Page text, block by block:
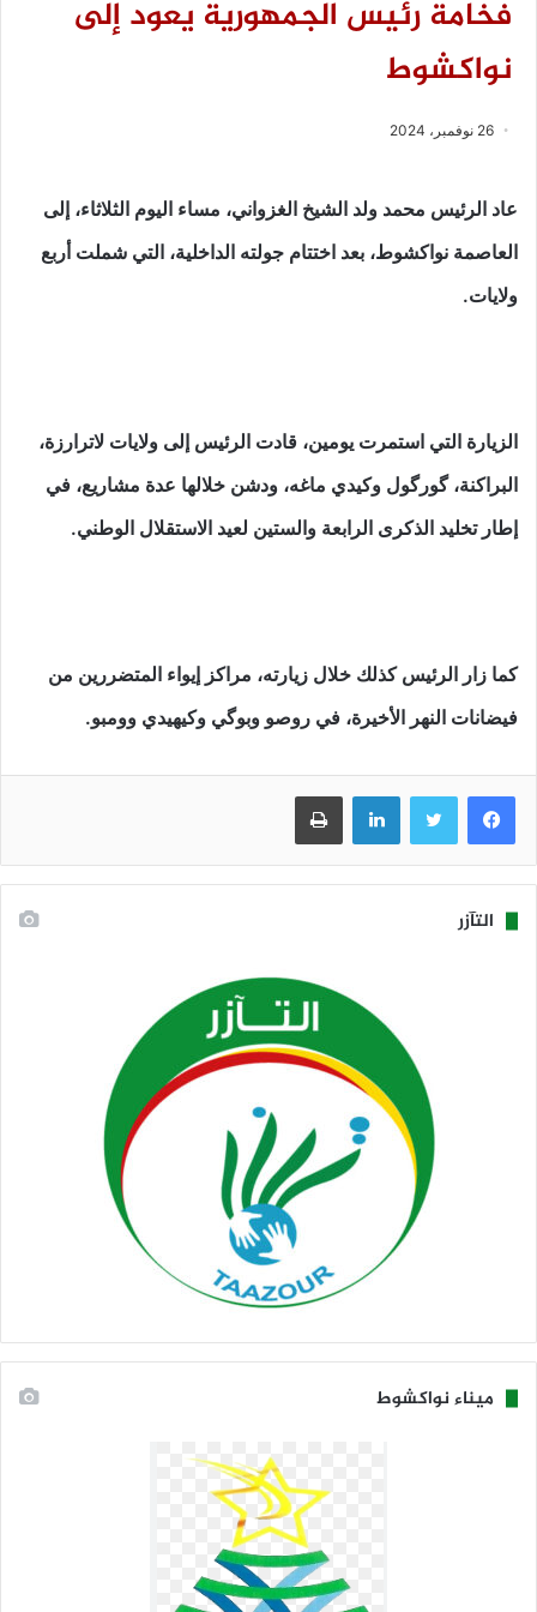
فخامة رئيس الجمهورية يعود إلى
نواكشوط
26 نوفمبر، 2024
عاد الرئيس محمد ولد الشيخ الغزواني، مساء اليوم الثلاثاء، إلى
العاصمة نواكشوط، بعد اختتام جولته الداخلية، التي شملت أربع
ولايات.
الزيارة التي استمرت يومين، قادت الرئيس إلى ولايات لاترارزة،
البراكنة، گورگول وكيدي ماغه، ودشن خلالها عدة مشاريع، في
إطار تخليد الذكرى الرابعة والستين لعيد الاستقلال الوطني.
كما زار الرئيس كذلك خلال زيارته، مراكز إيواء المتضررين من
فيضانات النهر الأخيرة، في روصو وبوگي وكيهيدي وومبو.
فيسبوك تويتر لينكدإن طباعة
التآزر
ميناء نواكشوط